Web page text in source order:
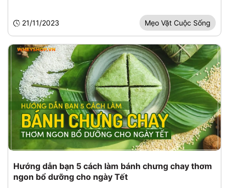
21/11/2023 Mẹo Vặt Cuộc Sống
Hướng dẫn bạn 5 cách làm bánh chưng chay thơm
ngon bổ dưỡng cho ngày Tết